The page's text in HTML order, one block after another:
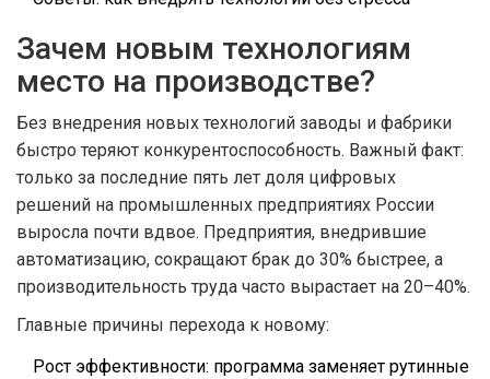
Зачем новым технологиям
место на производстве?
Без внедрения новых технологий заводы и фабрики
быстро теряют конкурентоспособность. Важный факт:
только за последние пять лет доля цифровых
решений на промышленных предприятиях России
выросла почти вдвое. Предприятия, внедрившие
автоматизацию, сокращают брак до 30% быстрее, а
производительность труда часто вырастает на 20–40%.
Главные причины перехода к новому:
Рост эффективности: программа заменяет рутинные